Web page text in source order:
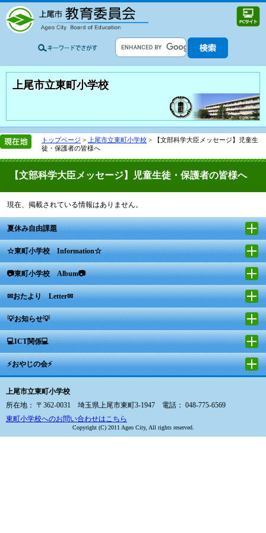
上尾市立東町小学校
トップページ > 上尾市立東町小学校 > 【文部科学大臣メッセージ】児童生
徒・保護者の皆様へ
【文部科学大臣メッセージ】児童生徒・保護者の皆様へ
現在、掲載されている情報はありません。
夏休み自由課題
☆東町小学校 Information☆
📷東町小学校 Album📷
✉おたより Letter✉
💡お知らせ💡
💻ICT関係💻
⚡おやじの会⚡
上尾市立東町小学校
所在地： 〒362-0031 埼玉県上尾市東町3-1947 電話： 048-775-6569
東町小学校へのお問い合わせはこちら
Copyright (C) 2011 Ageo City, All rights reserved.